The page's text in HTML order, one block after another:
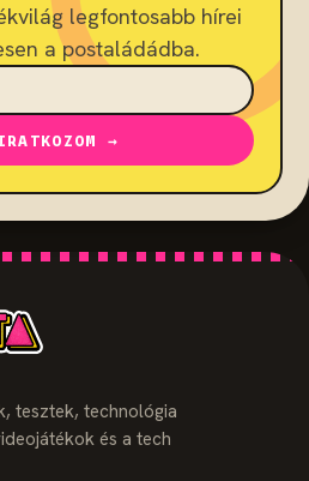
legfontosabb hírei
a postaládádba.
→
tesztek, technológia
és a tech